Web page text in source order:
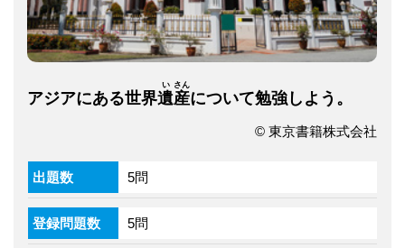
アジアにある世界遺
い
産
さん
について勉強しよう。
© 東京書籍株式会社
出題数 5問
登録問題数 5問